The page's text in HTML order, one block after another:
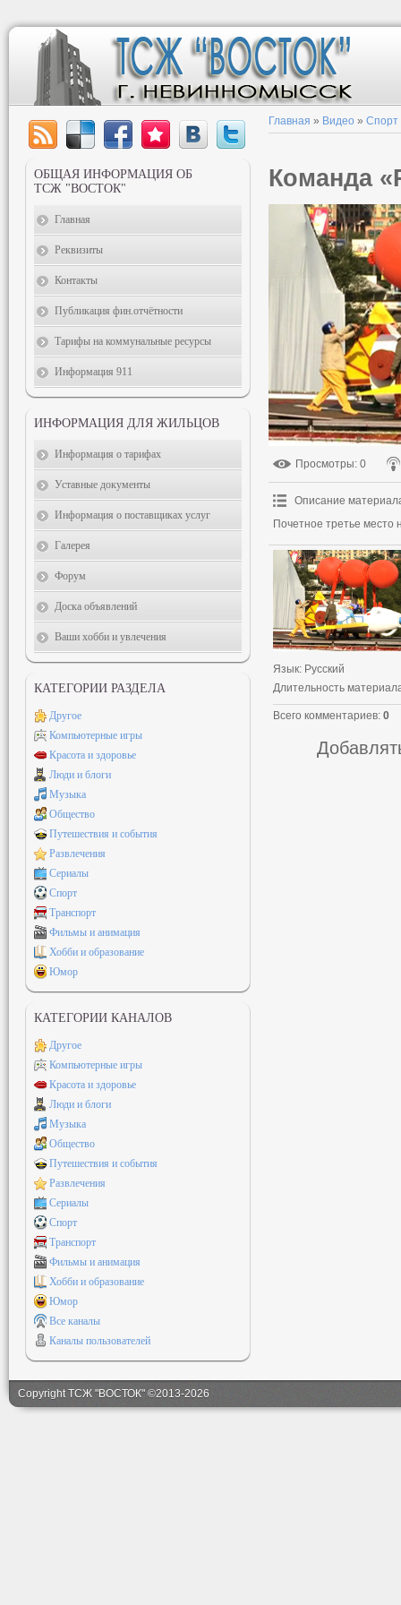
Главная » Видео » Спорт
Команда
Просмотры: 0
Описание
Почетное третье место
Язык: Русский
Длительность
Всего комментариев: 0
ОБЩАЯ ИНФОРМАЦИЯ ОБ
ТСЖ "ВОСТОК"
Главная
Реквизиты
Контакты
Публикация фин.отчётности
Тарифы на коммунальные ресурсы
Информация 911
ИНФОРМАЦИЯ ДЛЯ ЖИЛЬЦОВ
Информация о тарифах
Уставные документы
Информация о поставщиках услуг
Галерея
Форум
Доска объявлений
Ваши хобби и увлечения
КАТЕГОРИИ РАЗДЕЛА
Другое
Компьютерные игры
Красота и здоровье
Люди и блоги
Музыка
Общество
Путешествия и события
Развлечения
Сериалы
Спорт
Транспорт
Фильмы и анимация
Хобби и образование
Юмор
КАТЕГОРИИ КАНАЛОВ
Другое
Компьютерные игры
Красота и здоровье
Люди и блоги
Музыка
Общество
Путешествия и события
Развлечения
Сериалы
Спорт
Транспорт
Фильмы и анимация
Хобби и образование
Юмор
Все каналы
Каналы пользователей
Copyright ТСЖ "ВОСТОК" ©2013-2026